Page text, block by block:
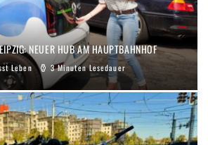
NEUER HUB AM HAUPTBAHNHOF
Leben 3 Minuten Lesedauer